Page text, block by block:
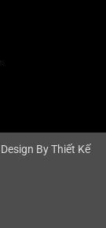
Design ByThiết Kế